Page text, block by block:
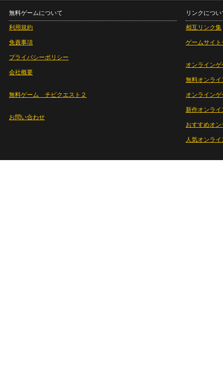
無料ゲームについて
利用規約
免責事項
プライバシーポリシー
会社概要
無料ゲーム チビクエスト２
お問い合わせ
リンクについ
相互リンク集
ゲームサイト
オンラインゲ
無料オンライ
オンライン
新作オンライ
おすすめオ
人気オンラ